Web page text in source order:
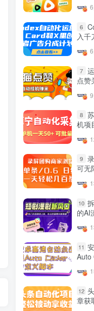
腾讯
回
500+
3年
TOP6
外
本，
益
1年
TOP7
最新
直播
2
TOP8
0粉0
30天
10万
TOP9
国内
TOP10
友情链接申请联
6
入
7
点赞
量
8
机项
9
可无
10
的AI
11
Auto
工具
12
章获取收益